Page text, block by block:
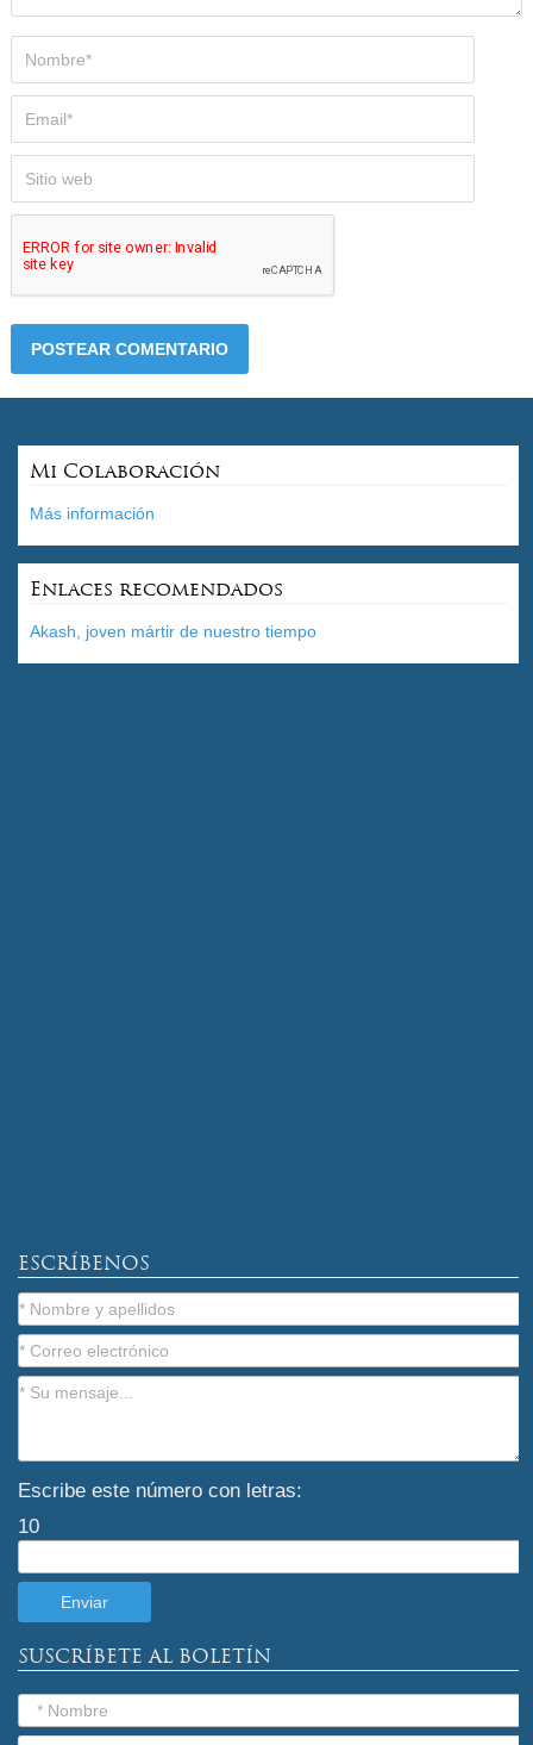
Mi Colaboración
Más información
Enlaces recomendados
Akash, joven mártir de nuestro tiempo
ESCRÍBENOS
Escribe este número con letras:
10
SUSCRÍBETE AL BOLETÍN